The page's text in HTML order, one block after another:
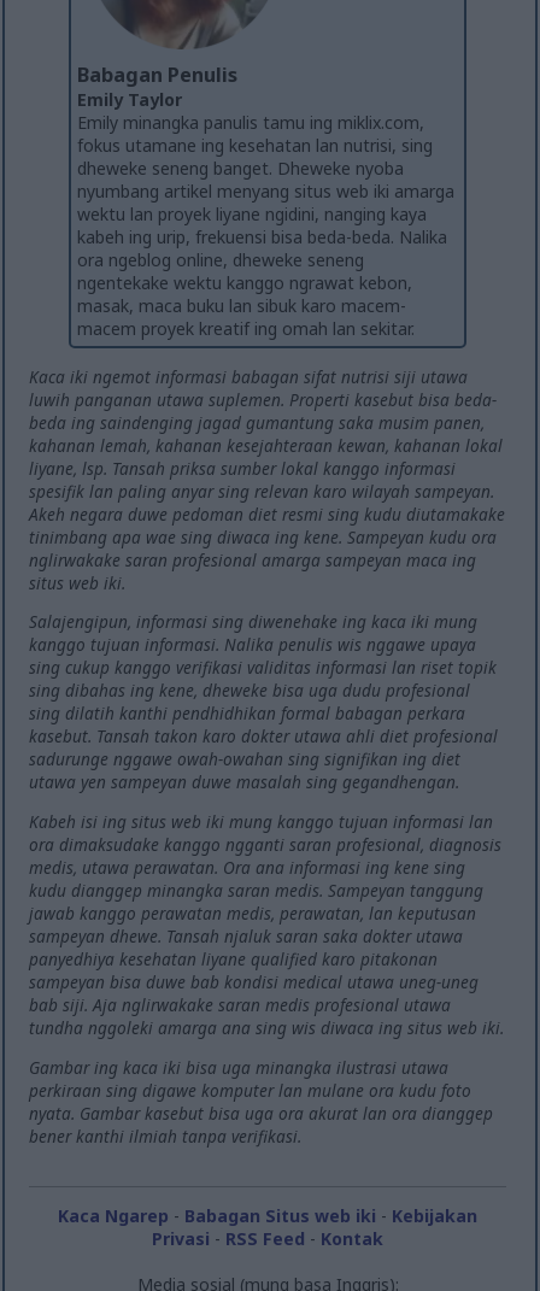
Babagan Penulis
Emily Taylor
Emily minangka panulis tamu ing miklix.com,
fokus utamane ing kesehatan lan nutrisi, sing
dheweke seneng banget. Dheweke nyoba
nyumbang artikel menyang situs web iki amarga
wektu lan proyek liyane ngidini, nanging kaya
kabeh ing urip, frekuensi bisa beda-beda. Nalika
ora ngeblog online, dheweke seneng
ngentekake wektu kanggo ngrawat kebon,
masak, maca buku lan sibuk karo macem-
macem proyek kreatif ing omah lan sekitar.
Kaca iki ngemot informasi babagan sifat nutrisi siji utawa
luwih panganan utawa suplemen. Properti kasebut bisa beda-
beda ing saindenging jagad gumantung saka musim panen,
kahanan lemah, kahanan kesejahteraan kewan, kahanan lokal
liyane, lsp. Tansah priksa sumber lokal kanggo informasi
spesifik lan paling anyar sing relevan karo wilayah sampeyan.
Akeh negara duwe pedoman diet resmi sing kudu diutamakake
tinimbang apa wae sing diwaca ing kene. Sampeyan kudu ora
nglirwakake saran profesional amarga sampeyan maca ing
situs web iki.
Salajengipun, informasi sing diwenehake ing kaca iki mung
kanggo tujuan informasi. Nalika penulis wis nggawe upaya
sing cukup kanggo verifikasi validitas informasi lan riset topik
sing dibahas ing kene, dheweke bisa uga dudu profesional
sing dilatih kanthi pendhidhikan formal babagan perkara
kasebut. Tansah takon karo dokter utawa ahli diet profesional
sadurunge nggawe owah-owahan sing signifikan ing diet
utawa yen sampeyan duwe masalah sing gegandhengan.
Kabeh isi ing situs web iki mung kanggo tujuan informasi lan
ora dimaksudake kanggo ngganti saran profesional, diagnosis
medis, utawa perawatan. Ora ana informasi ing kene sing
kudu dianggep minangka saran medis. Sampeyan tanggung
jawab kanggo perawatan medis, perawatan, lan keputusan
sampeyan dhewe. Tansah njaluk saran saka dokter utawa
panyedhiya kesehatan liyane qualified karo pitakonan
sampeyan bisa duwe bab kondisi medical utawa uneg-uneg
bab siji. Aja nglirwakake saran medis profesional utawa
tundha nggoleki amarga ana sing wis diwaca ing situs web iki.
Gambar ing kaca iki bisa uga minangka ilustrasi utawa
perkiraan sing digawe komputer lan mulane ora kudu foto
nyata. Gambar kasebut bisa uga ora akurat lan ora dianggep
bener kanthi ilmiah tanpa verifikasi.
Kaca Ngarep - Babagan Situs web iki - Kebijakan
Privasi - RSS Feed - Kontak
Media sosial (mung basa Inggris):